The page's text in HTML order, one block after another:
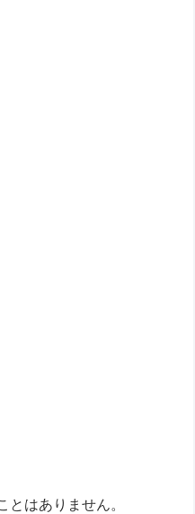
とはありません。